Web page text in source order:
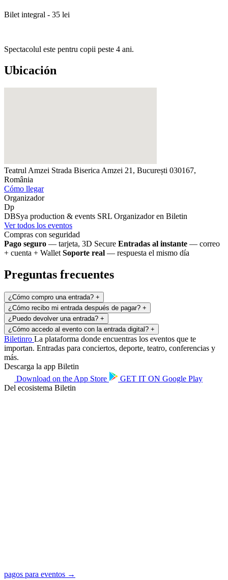
Bilet integral - 35 lei
Spectacolul este pentru copii peste 4 ani.
Ubicación
Teatrul Amzei Strada Biserica Amzei 21, București 030167,
România
Cómo llegar
Organizador
Dp
DBSya production & events SRL Organizador en Biletin
Ver todos los eventos
Compras con seguridad
Pago seguro — tarjeta, 3D Secure Entradas al instante — correo
+ cuenta + Wallet Soporte real — respuesta el mismo día
Preguntas frecuentes
¿Cómo compro una entrada? +
¿Cómo recibo mi entrada después de pagar? +
¿Puedo devolver una entrada? +
¿Cómo accedo al evento con la entrada digital? +
Biletinro La plataforma donde encuentras los eventos que te
importan. Entradas para conciertos, deporte, teatro, conferencias y
más.
Descarga la app Biletin
Download on the App Store GET IT ON Google Play
Del ecosistema Biletin
pagos para eventos →